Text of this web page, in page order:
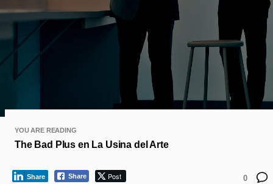
YOU ARE READING
The Bad Plus en La Usina del Arte
Share Post
Share 0